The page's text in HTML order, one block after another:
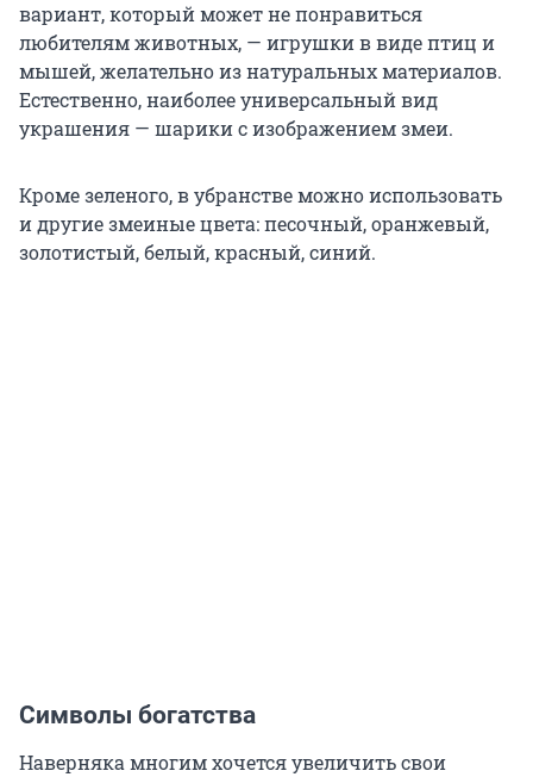
вариант, который может не понравиться
любителям животных, — игрушки в виде птиц и
мышей, желательно из натуральных материалов.
Естественно, наиболее универсальный вид
украшения — шарики с изображением змеи.
Кроме зеленого, в убранстве можно использовать
и другие змеиные цвета: песочный, оранжевый,
золотистый, белый, красный, синий.
Символы богатства
Наверняка многим хочется увеличить свои